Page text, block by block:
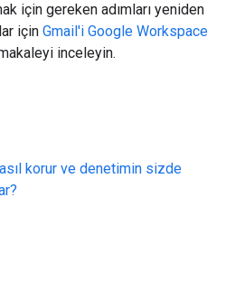
için gereken adımları yeniden
için Gmail'i Google Workspace
inceleyin.
korur ve denetimin sizde